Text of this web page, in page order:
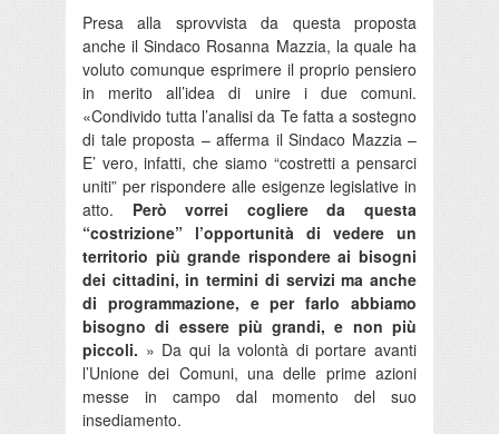
Presa alla sprovvista da questa proposta
anche il Sindaco Rosanna Mazzia, la quale ha
voluto comunque esprimere il proprio pensiero
in merito all’idea di unire i due comuni.
«Condivido tutta l’analisi da Te fatta a sostegno
di tale proposta – afferma il Sindaco Mazzia –
E’ vero, infatti, che siamo “costretti a pensarci
uniti” per rispondere alle esigenze legislative in
atto. Però vorrei cogliere da questa
“costrizione” l’opportunità di vedere un
territorio più grande rispondere ai bisogni
dei cittadini, in termini di servizi ma anche
di programmazione, e per farlo abbiamo
bisogno di essere più grandi, e non più
piccoli. » Da qui la volontà di portare avanti
l’Unione dei Comuni, una delle prime azioni
messe in campo dal momento del suo
insediamento.